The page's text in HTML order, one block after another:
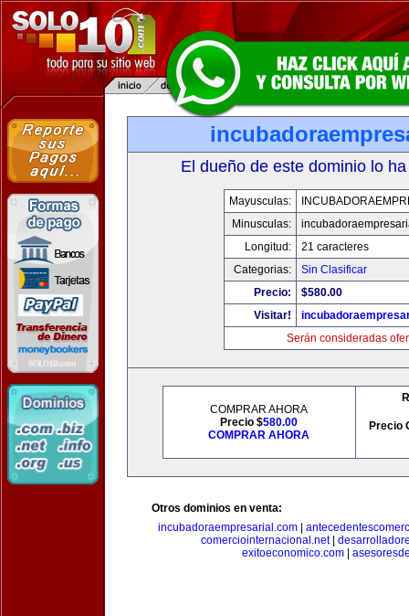
El dueño de este dominio lo
Mayusculas:
Minusculas:
Longitud:
21 caracteres
Categorias:
Sin Clasificar
Precio:
$580.00
Visitar!
Serán consideradas
COMPRAR AHORA
Precio $580.00
COMPRAR AHORA
Precio
Otros dominios en venta:
incubadoraempresarial.com
comerciointernacional.net|
exitoeconomico.com|